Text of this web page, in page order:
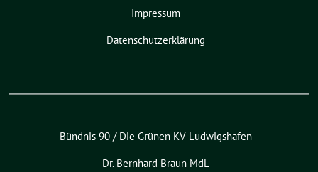
Impressum
Datenschutzerklärung
Bündnis 90 / Die Grünen KV Ludwigshafen
Dr. Bernhard Braun MdL